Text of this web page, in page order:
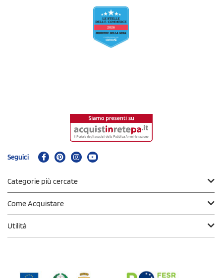
Seguici
Categorie più cercate
Come Acquistare
Utilità